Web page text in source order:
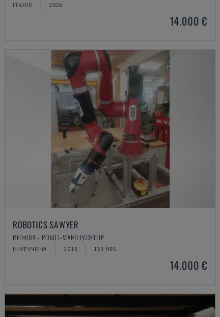
ІТАЛІЯ 2016
14.000 €
ROBOTICS SAWYER
RETHINK - РОБОТ-МАНІПУЛЯТОР
НІМЕЧЧИНА 2018 131 HRS
14.000 €